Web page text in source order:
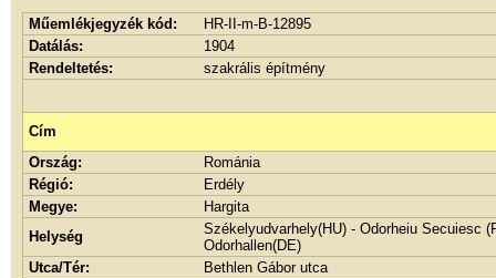
Műemlékjegyzék kód:
HR-II-m-B-12895
Datálás:
1904
Rendeltetés:
szakrális építmény
Cím
Ország:
Románia
Régió:
Erdély
Megye:
Hargita
Helység
Székelyudvarhely(HU) - Odorheiu Secuiesc
Odorhallen(DE)
Utca/Tér:
Bethlen Gábor utca